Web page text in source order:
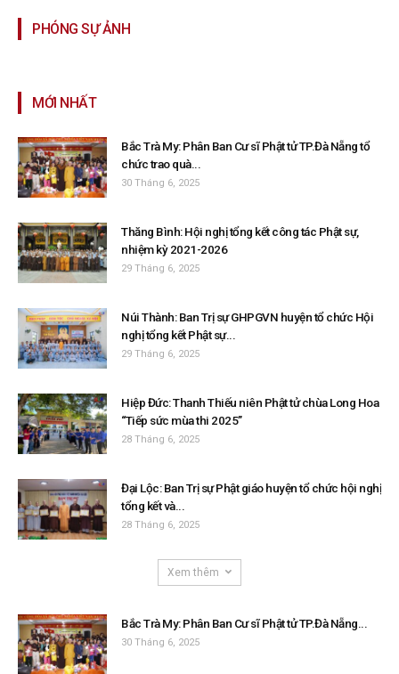
PHÓNG SỰ ẢNH
MỚI NHẤT
Bắc Trà My: Phân Ban Cư sĩ Phật tử TP.Đà Nẵng tổ
chức trao quà...
30 Tháng 6, 2025
Thăng Bình: Hội nghị tổng kết công tác Phật sự,
nhiệm kỳ 2021-2026
29 Tháng 6, 2025
Núi Thành: Ban Trị sự GHPGVN huyện tổ chức Hội
nghị tổng kết Phật sự...
29 Tháng 6, 2025
Hiệp Đức: Thanh Thiếu niên Phật tử chùa Long Hoa
“Tiếp sức mùa thi 2025”
28 Tháng 6, 2025
Đại Lộc: Ban Trị sự Phật giáo huyện tổ chức hội nghị
tổng kết và...
28 Tháng 6, 2025
Xem thêm
Bắc Trà My: Phân Ban Cư sĩ Phật tử TP.Đà Nẵng...
30 Tháng 6, 2025